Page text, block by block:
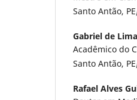
Santo Antão,
Gabriel de
Acadêmico do
Santo Antão,
Rafael Alves